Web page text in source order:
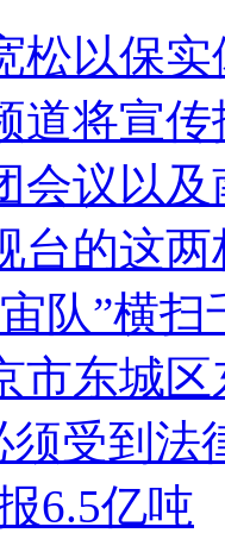
松以保
道将宣
会议以
台的这
队”横
市东城
须受到法
6.5亿吨